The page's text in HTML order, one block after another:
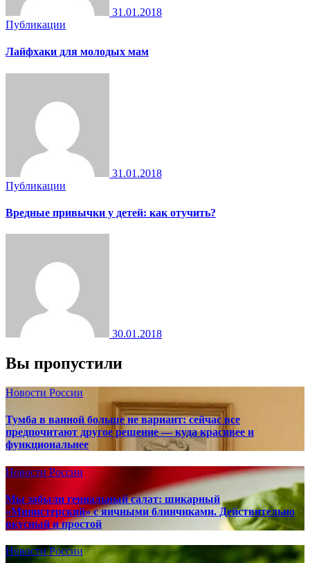
31.01.2018
Публикации
Лайфхаки для молодых мам
31.01.2018
Публикации
Вредные привычки у детей: как отучить?
30.01.2018
Вы пропустили
Новости России
Тумба в ванной больше не вариант: сейчас все
предпочитают другое решение — куда красивее и
функциональнее
Новости России
Мы забыли гениальный салат: шикарный
«Министерский» с яичными блинчиками. Действительно
вкусный и простой
Новости России